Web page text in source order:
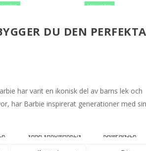
DU DEN PERFEKTA
har varit en ikonisk del av barns lek och
har Barbie inspirerat generationer med